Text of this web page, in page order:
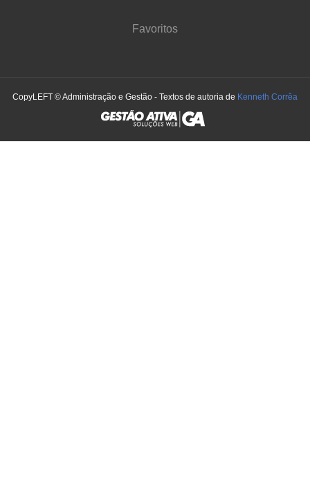
Favoritos
CopyLEFT © Administração e Gestão - Textos de autoria de Kenneth Corrêa